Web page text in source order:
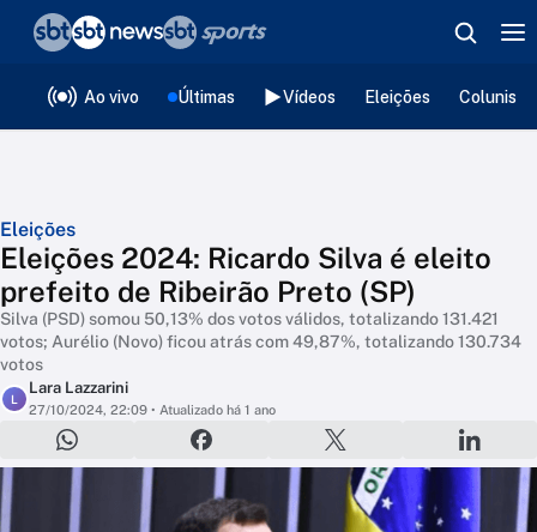
Ao vivo Últimas Vídeos Eleições
Eleições
Eleições 2024: Ricardo Silva é eleito
prefeito de Ribeirão Preto (SP)
Silva (PSD) somou 50,13% dos votos válidos, totalizando 131.421
votos; Aurélio (Novo) ficou atrás com 49,87%, totalizando 130.734
votos
L
Lara Lazzarini
27/10/2024, 22:09 • Atualizado há 1 ano
❮voltar
Editorias